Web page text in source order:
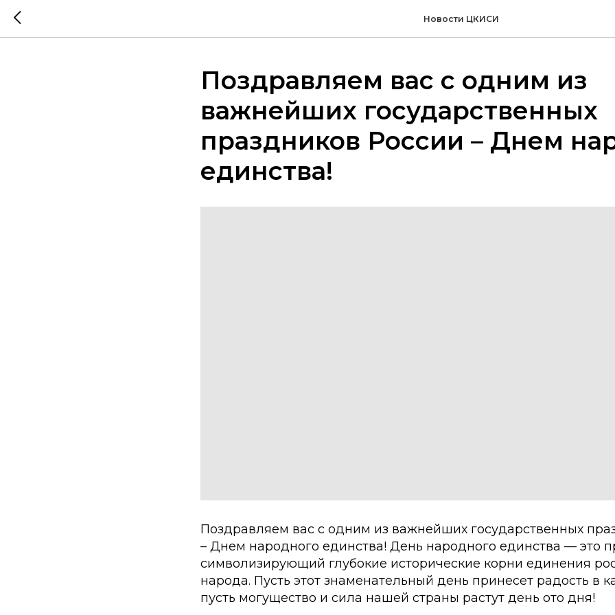
Новости ЦКИСИ
Поздравляем вас с одним из
важнейших государственных
праздников России – Днем
единства!
Поздравляем вас с одним из важнейших государственных
– Днем народного единства! День народного единства — это
символизирующий глубокие исторические корни единения
народа. Пусть этот знаменательный день принесет радость в
пусть могущество и сила нашей страны растут день ото дня!